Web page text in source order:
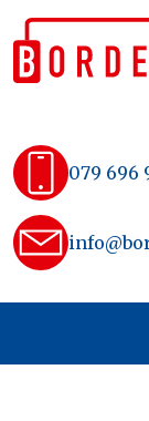
Skip
to
content
079 696